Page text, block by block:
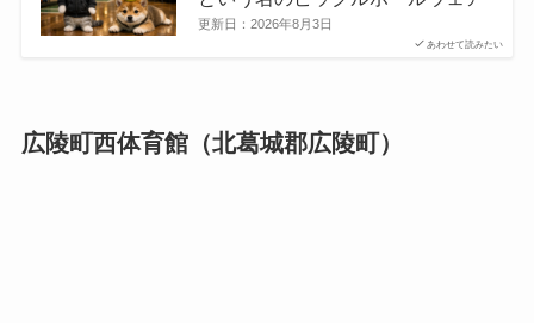
あわせて読みたい
更新日： 2026年8月3日
広陵町西体育館（北葛城郡広陵町）